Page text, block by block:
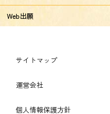
Web出願
サイトマップ
運営会社
個人情報保護方針